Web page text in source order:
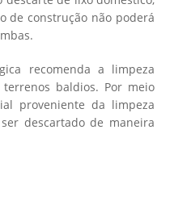
de construção não poderá
recomenda a limpeza
baldios. Por meio
proveniente da limpeza
descartado de maneira